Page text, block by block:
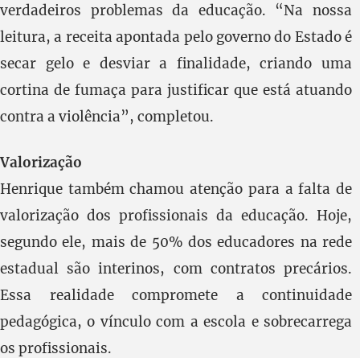
verdadeiros problemas da educação. “Na nossa
leitura, a receita apontada pelo governo do Estado é
secar gelo e desviar a finalidade, criando uma
cortina de fumaça para justificar que está atuando
contra a violência”, completou.
Valorização
Henrique também chamou atenção para a falta de
valorização dos profissionais da educação. Hoje,
segundo ele, mais de 50% dos educadores na rede
estadual são interinos, com contratos precários.
Essa realidade compromete a continuidade
pedagógica, o vínculo com a escola e sobrecarrega
os profissionais.